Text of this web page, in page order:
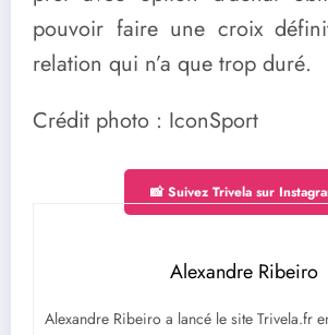
pouvoir faire une croix
relation qui n’a que trop duré.
Crédit photo : IconSport
📸 Suivez Trivela sur
Alexandre Ribeiro
Alexandre Ribeiro a lancé le site Trivela.fr